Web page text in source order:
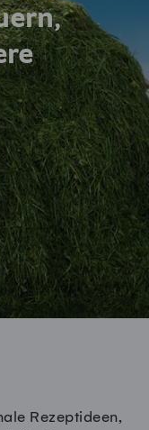
Rezeptideen,